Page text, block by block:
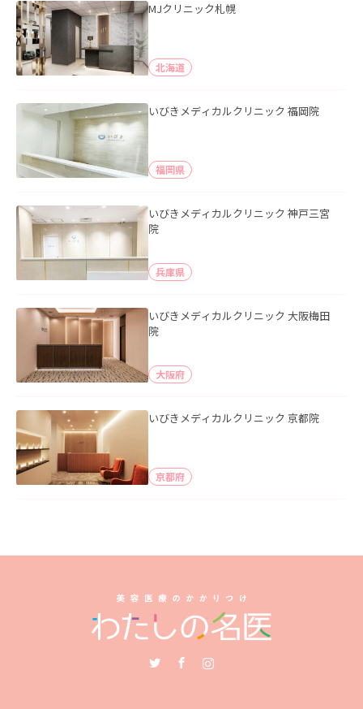
MJクリニック札幌
北海道
いびきメディカルクリニック 福岡院
福岡県
いびきメディカルクリニック 神戸三宮
院
兵庫県
いびきメディカルクリニック 大阪梅田
院
大阪府
いびきメディカルクリニック 京都院
京都府